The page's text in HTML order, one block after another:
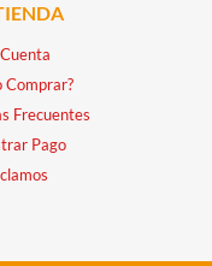
Comprar?
Frecuentes
Pago